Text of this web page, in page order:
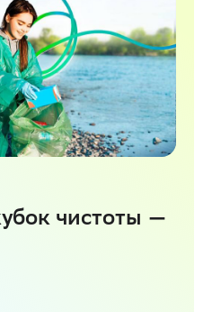
чистоты —